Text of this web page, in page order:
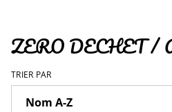
ZERO DECHET /
TRIER PAR